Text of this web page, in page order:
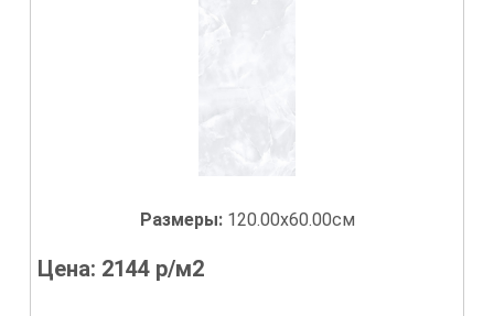
Размеры: 120.00x60.00см
Цена: 2144 р/м2